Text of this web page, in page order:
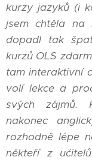
kurzy jazyků (i
jsem chtěla na
dopadl tak
kurzů OLS
tam interaktivní
volí lekce a
svých zájmů.
nakonec
rozhodně lépe
někteří z